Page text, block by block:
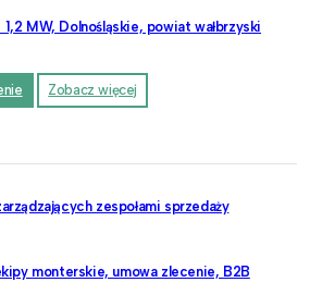
MW, Dolnośląskie, powiat wałbrzyski
Zobacz więcej
zespołami sprzedaży
monterskie, umowa zlecenie, B2B